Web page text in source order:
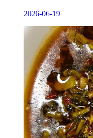
2026-06-19